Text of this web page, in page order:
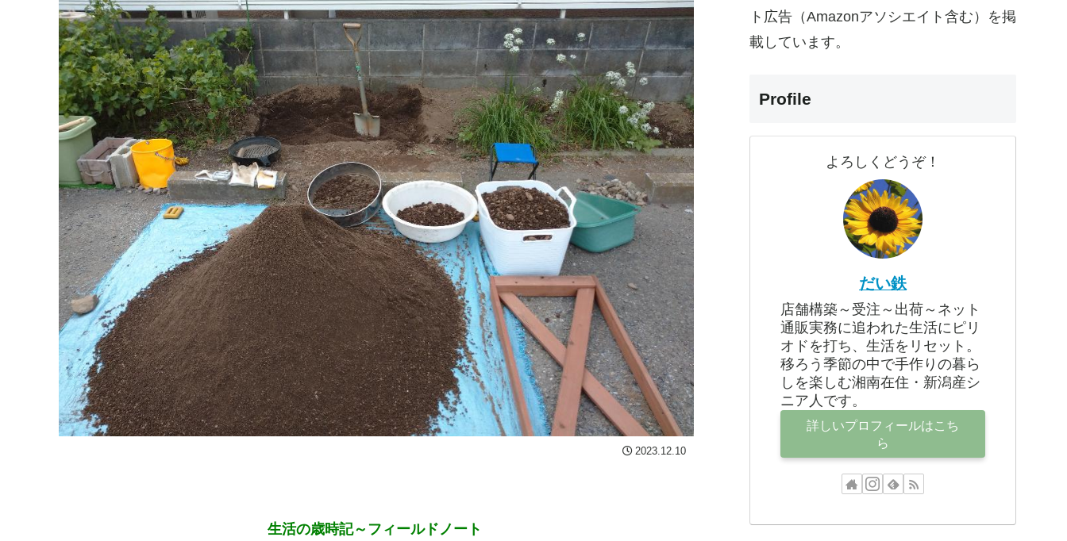
2023.12.10
生活の歳時記～フィールドノート
ト広告（Amazonアソシエイト含む）を掲
載しています。
Profile
よろしくどうぞ！
だい鉄
店舗構築～受注～出荷～ネット
通販実務に追われた生活にピリ
オドを打ち、生活をリセット。
移ろう季節の中で手作りの暮ら
しを楽しむ湘南在住・新潟産シ
ニア人です。
詳しいプロフィールはこち
ら